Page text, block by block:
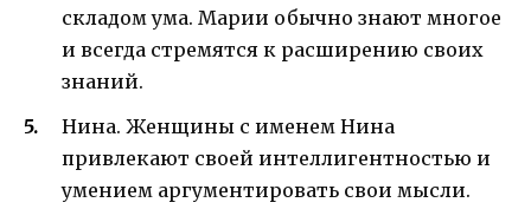
складом ума. Марии обычно знают многое
и всегда стремятся к расширению своих
знаний.
Нина. Женщины с именем Нина
привлекают своей интеллигентностью и
умением аргументировать свои мысли.